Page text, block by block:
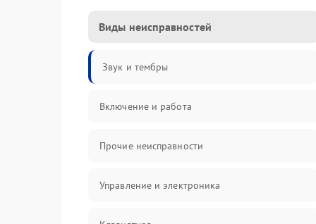
Виды неисправностей
Звук и тембры
Включение и работа
Прочие неисправности
Управление и электроника